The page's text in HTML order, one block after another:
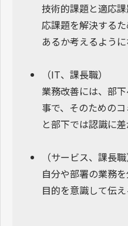
技術的課題と適応
応課題を解決する
あるか考えるよう
（IT、課長職）
業務改善には、部
事で、そのための
と部下では認識に
（サービス、課長職
自分や部署の業務
目的を意識して伝